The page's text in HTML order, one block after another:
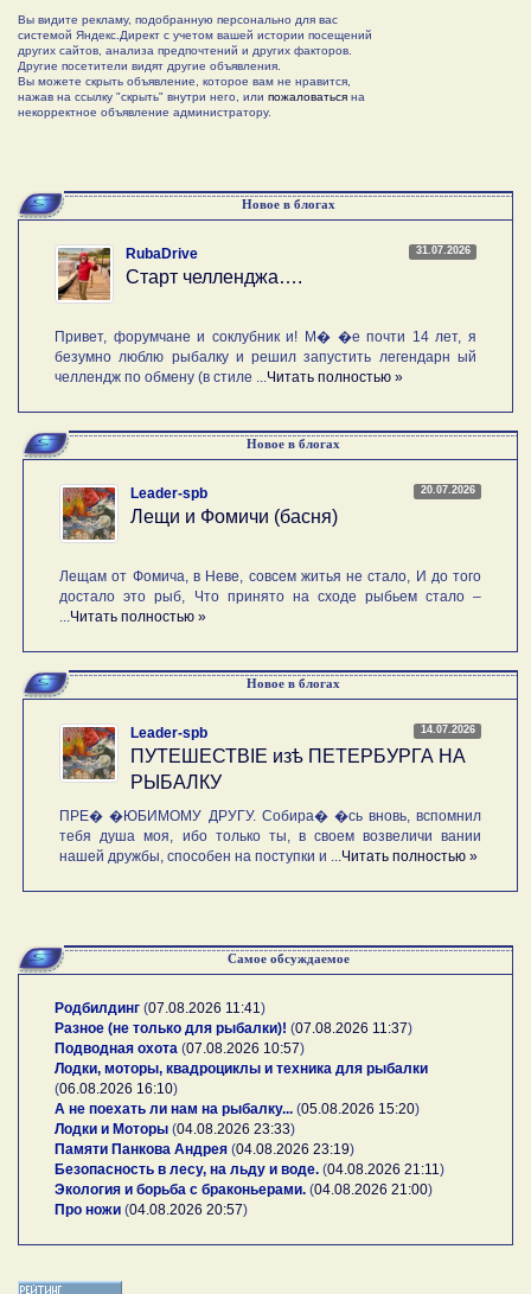
Вы видите рекламу, подобранную персонально для вас
системой Яндекс.Директ с учетом вашей истории посещений
других сайтов, анализа предпочтений и других факторов.
Другие посетители видят другие объявления.
Вы можете скрыть объявление, которое вам не нравится,
нажав на ссылку "скрыть" внутри него, или пожаловаться на
некорректное объявление администратору.
Новое в блогах
31.07.2026
RubaDrive
Старт челленджа….
Привет, форумчане и соклубник и! М� �е почти 14 лет, я
безумно люблю рыбалку и решил запустить легендарн ый
челлендж по обмену (в стиле ... Читать полностью »
Новое в блогах
20.07.2026
Leader-spb
Лещи и Фомичи (басня)
Лещам от Фомича, в Неве, совсем житья не стало, И до того
достало это рыб, Что принято на сходе рыбьем стало –
Читать полностью »
Новое в блогах
14.07.2026
Leader-spb
ПУТЕШЕСТВIE изѣ ПЕТЕРБУРГА НА
РЫБАЛКУ
ПРЕ� �ЮБИМОМУ ДРУГУ. Собира� �сь вновь, вспомнил
тебя душа моя, ибо только ты, в своем возвеличи вании
нашей дружбы, способен на поступки и ... Читать полностью »
Самое обсуждаемое
Родбилдинг (07.08.2026 11:41 )
Разное (не только для рыбалки)! (07.08.2026 11:37)
Подводная охота (07.08.2026 10:57)
Лодки, моторы, квадроциклы и техника для рыбалки
(06.08.2026 16:10)
А не поехать ли нам на рыбалку... (05.08.2026 15:20)
Лодки и Моторы (04.08.2026 23:33)
Памяти Панкова Андрея (04.08.2026 23:19)
Безопасность в лесу, на льду и воде. (04.08.2026 21:11 )
Экология и борьба с браконьерами. (04.08.2026 21:00)
Про ножи (04.08.2026 20:57)